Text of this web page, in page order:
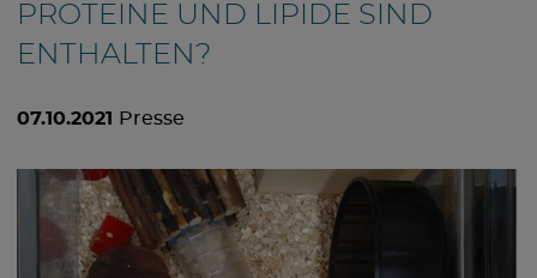
PROTEINE UND LIPIDE SIND
ENTHALTEN?
07.10.2021 Presse